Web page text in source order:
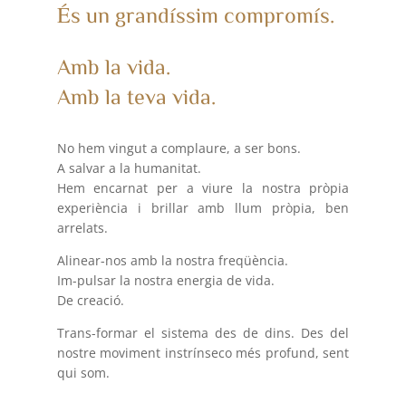
És un grandíssim compromís.
Amb la vida.
Amb la teva vida.
No hem vingut a complaure, a ser bons.
A salvar a la humanitat.
Hem encarnat per a viure la nostra pròpia
experiència i brillar amb llum pròpia, ben
arrelats.
Alinear-nos amb la nostra freqüència.
Im-pulsar la nostra energia de vida.
De creació.
Trans-formar el sistema des de dins. Des del
nostre moviment instrínseco més profund, sent
qui som.